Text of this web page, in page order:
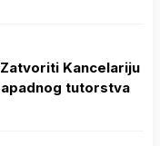
Kancelariju
tutorstva